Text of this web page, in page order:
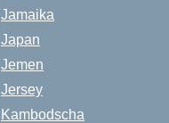
Jamaika
Japan
Jemen
Jersey
Kambodscha